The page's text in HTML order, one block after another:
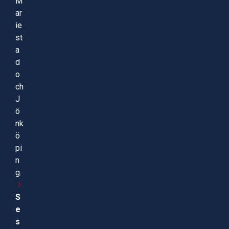
ar
ie
st
a
d
o
ch
J
ö
nk
ö
pi
n
g.
S
e
s